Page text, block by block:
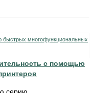
с помощью